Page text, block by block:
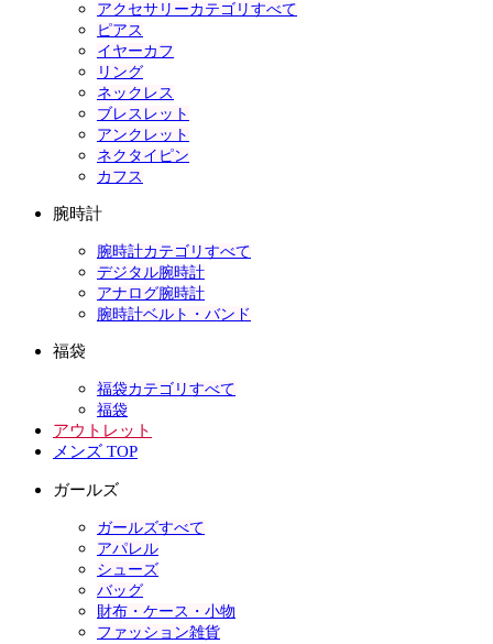
アクセサリーカテゴリすべて
ピアス
イヤーカフ
リング
ネックレス
ブレスレット
アンクレット
ネクタイピン
カフス
腕時計
腕時計カテゴリすべて
デジタル腕時計
アナログ腕時計
腕時計ベルト・バンド
福袋
福袋カテゴリすべて
福袋
アウトレット
メンズ TOP
ガールズ
ガールズすべて
アパレル
シューズ
バッグ
財布・ケース・小物
ファッション雑貨